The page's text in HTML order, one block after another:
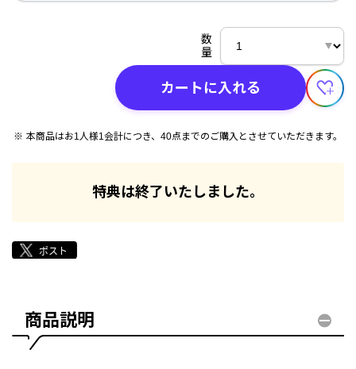
数
量
カートに入れる
本商品はお1人様1会計につき、40点までのご購入とさせていただきます。
特典は終了いたしました。
商品説明